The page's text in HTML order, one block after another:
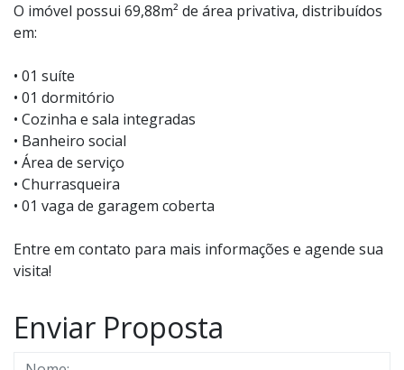
O imóvel possui 69,88m² de área privativa, distribuídos
em:
• 01 suíte
• 01 dormitório
• Cozinha e sala integradas
• Banheiro social
• Área de serviço
• Churrasqueira
• 01 vaga de garagem coberta
Entre em contato para mais informações e agende sua
visita!
Enviar Proposta